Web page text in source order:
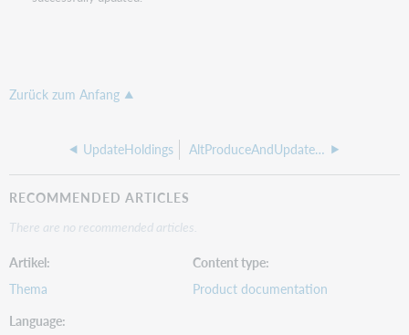
Zurück zum Anfang
UpdateHoldings AltProduceAndUpdateHoldings
RECOMMENDED ARTICLES
There are no recommended articles.
Artikel
Thema
Content type
Product documentation
Language